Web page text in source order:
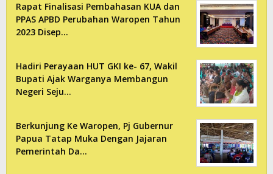
Rapat Finalisasi Pembahasan KUA dan
PPAS APBD Perubahan Waropen Tahun
2023 Disep…
Hadiri Perayaan HUT GKI ke- 67, Wakil
Bupati Ajak Warganya Membangun
Negeri Seju…
Berkunjung Ke Waropen, Pj Gubernur
Papua Tatap Muka Dengan Jajaran
Pemerintah Da…